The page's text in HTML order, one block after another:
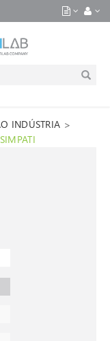
INDÚSTRIA >
SIMPATI